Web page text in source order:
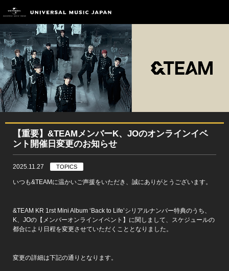
【重要】&TEAMメンバーK、JOのオンラインイベ
ント開催日変更のお知らせ
2025.11.27 TOPICS
いつも&TEAMに温かいご声援をいただき、誠にありがとうございます。
&TEAM KR 1rst Mini Album ‘Back to Life’シリアルナンバー特典のうち、
K、JOの【メンバーオンラインイベント】に関しまして、スケジュールの
都合により日程を変更させていただくこととなりました。
変更の詳細は下記の通りとなります。